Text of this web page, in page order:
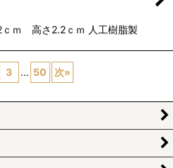
ｃｍ 高さ2.2ｃｍ 人工樹脂製
3 ... 50 次»